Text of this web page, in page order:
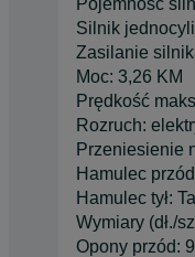
Silnik
Zasilanie
Moc: 3,26 KM
Prędkość
Rozruch:
Przeniesienie
Hamulec
Hamulec tył:
Wymiary (dł./
Opony przód: